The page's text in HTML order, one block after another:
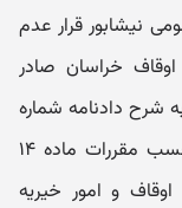
نیشابور قرار عدم
خراسان صادر
کشور به شرح دادنامه شماره
۲۰۸/۲۹ – ۸/۶/۱۳۷۶ با این استدلال که حسب مقررات ماده ۱۴
و امور خیریه